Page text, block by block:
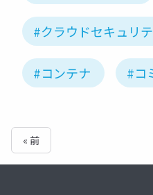
#クラウドセキュリ
#コンテナ #コ
« 前